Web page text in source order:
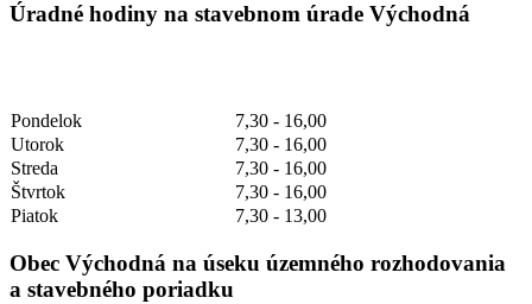
Úradné hodiny na stavebnom úrade Východná
Pondelok
7,30 - 16,00
Utorok
7,30 - 16,00
Streda
7,30 - 16,00
Štvrtok
7,30 - 16,00
Piatok
7,30 - 13,00
Obec Východná na úseku územného rozhodovania
a stavebného poriadku